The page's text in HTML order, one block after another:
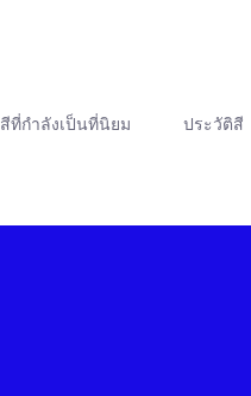
สีที่กำลังเป็นที่นิยม ประวัติสี